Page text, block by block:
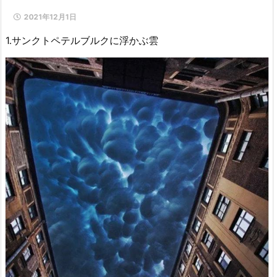
2021年12月1日
1.サンクトペテルブルクに浮かぶ雲